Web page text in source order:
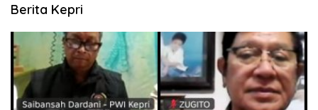
Berita Kepri